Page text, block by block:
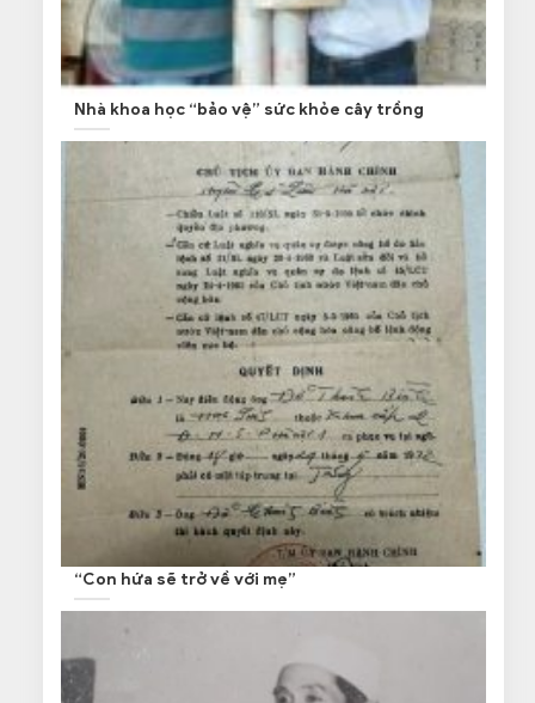
Nhà khoa học “bảo vệ” sức khỏe cây trồng
“Con hứa sẽ trở về với mẹ”